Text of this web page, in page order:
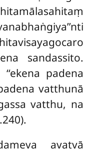
sandassito.
‘‘ekena padena
vatthunā
vatthu, na
avatvā